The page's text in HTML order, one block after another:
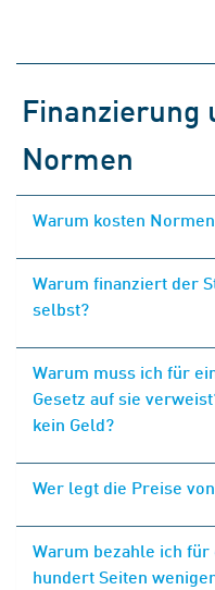
Finanzierung
Normen
Warum kosten
Warum finanziert der
selbst?
Warum muss ich für
Gesetz auf sie
kein Geld?
Wer legt die Preise
Warum bezahle ich
hundert Seiten